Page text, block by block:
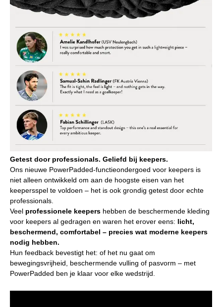
Getest door professionals. Geliefd bij keepers.
Ons nieuwe PowerPadded-functieondergoed voor keepers is
niet alleen ontwikkeld om aan de hoogste eisen van het
keepersspel te voldoen – het is ook grondig getest door echte
professionals.
Veel professionele keepers hebben de beschermende kleding
voor keepers al gedragen en waren het erover eens: licht,
beschermend, comfortabel – precies wat moderne keepers
nodig hebben.
Hun feedback bevestigt het: of het nu gaat om
bewegingsvrijheid, beschermende vulling of pasvorm – met
PowerPadded ben je klaar voor elke wedstrijd.